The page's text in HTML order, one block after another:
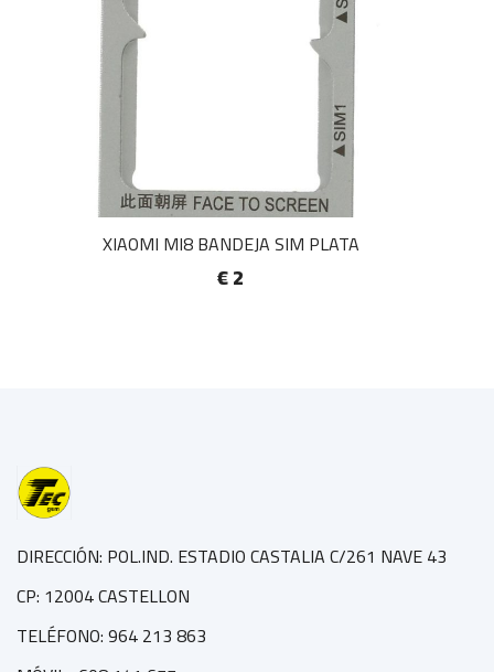
XIAOMI MI8 BANDEJA SIM PLATA
€ 2
DIRECCIÓN: POL.IND. ESTADIO CASTALIA C/261 NAVE 43
CP: 12004 CASTELLON
TELÉFONO: 964 213 863